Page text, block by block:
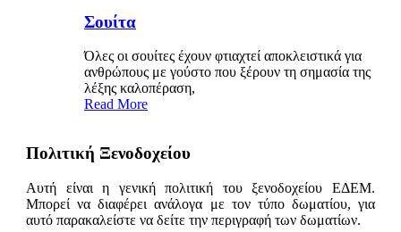
Σουίτα
Όλες οι σουίτες έχουν φτιαχτεί αποκλειστικά για
ανθρώπους με γούστο που ξέρουν τη σημασία της
λέξης καλοπέραση,
Read More
Πολιτική Ξενοδοχείου
Αυτή είναι η γενική πολιτική του ξενοδοχείου ΕΔΕΜ.
Μπορεί να διαφέρει ανάλογα με τον τύπο δωματίου, για
αυτό παρακαλείστε να δείτε την περιγραφή των δωματίων.